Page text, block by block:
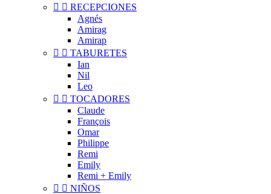
  RECEPCIONES
Agnés
Amirag
Amirap
  TABURETES
Ian
Nil
Leo
  TOCADORES
Claude
François
Omar
Philippe
Remi
Emily
Remi + Emily
  NIÑOS